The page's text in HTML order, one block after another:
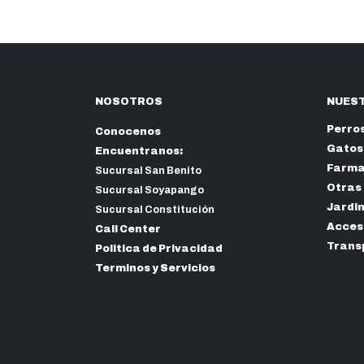
NOSOTROS
Conocenos
Encuentranos:
Sucursal San Benito
Sucursal Soyapango
Sucursal Constitución
Call Center
Politica de Privacidad
Terminos y Servicios
Gatos
Otras